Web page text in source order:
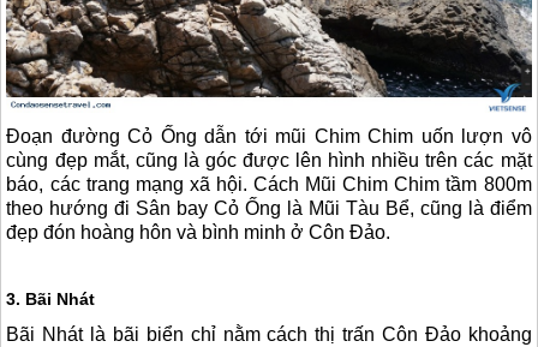
Đoạn đường Cỏ Ống dẫn tới mũi Chim Chim uốn lượn vô
cùng đẹp mắt, cũng là góc được lên hình nhiều trên các mặt
báo, các trang mạng xã hội. Cách Mũi Chim Chim tầm 800m
theo hướng đi Sân bay Cỏ Ống là Mũi Tàu Bể, cũng là điểm
đẹp đón hoàng hôn và bình minh ởCôn Đảo.
3. Bãi Nhát
Bãi Nhát là bãi biển chỉ nằm cách thị trấn Côn Đảokhoảng